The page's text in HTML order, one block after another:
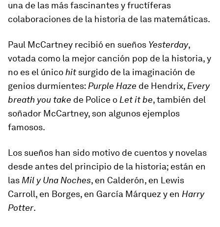
una de las más fascinantes y fructíferas
colaboraciones de la historia de las matemáticas.
Paul McCartney recibió en sueños Yesterday,
votada como la mejor canción pop de la historia, y
no es el único hitsurgido de la imaginación de
genios durmientes: Purple Haze de Hendrix, Every
breath you take de Police o Let it be, también del
soñador McCartney, son algunos ejemplos
famosos.
Los sueños han sido motivo de cuentos y novelas
desde antes del principio de la historia; están en
las Mil y Una Noches, en Calderón, en Lewis
Carroll, en Borges, en García Márquez y en Harry
Potter.